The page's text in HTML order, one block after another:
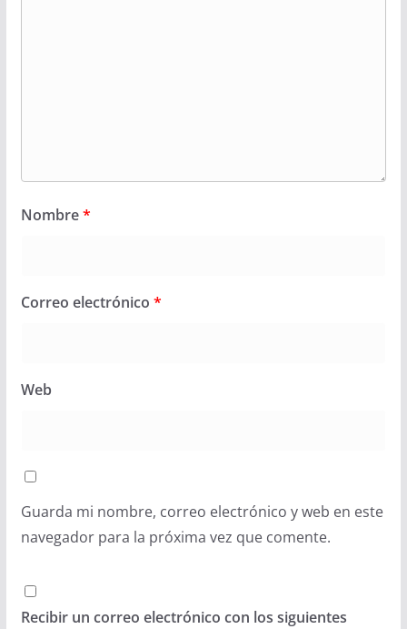
Nombre*
Correo electrónico *
Web
Guarda mi nombre, correo electrónico y web en este
navegador para la próxima vez que comente.
Recibir un correo electrónico con los siguientes